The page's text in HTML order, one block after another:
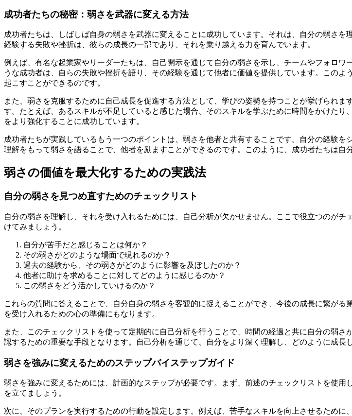
成功者たちの秘密：弱さを武器に変える方法
成功者たちは、しばしば自身の弱さを武器に変えることに成功しています。それは、自分の弱さ
経験する失敗や挫折は、彼らの成長の一部であり、それを乗り越える力を育んでいます。
例えば、有名な起業家やリーダーたちは、自己開示を通じて自分の弱さを示し、チームやフォロ
うな成功者は、自らの失敗や挫折を語り、その経験を通じて他者に価値を提供しています。この
起こすことができるのです。
また、弱さを克服するために自己成長を促進する方法として、学びの姿勢を持つことが挙げられ
す。たとえば、あるスキルが不足していると感じた場合、そのスキルを学ぶために時間をかけた
をより強化することに成功しています。
成功者たちが実践しているもう一つのポイントは、弱さを他者と共有することです。自分の経験
理解をもって弱さを語ることで、他者を励ますことができるのです。このように、成功者たちは
弱さの価値を最大化するための実践法
自分の弱さを見つめ直すためのチェックリスト
自分の弱さを理解し、それを受け入れるためには、自己分析が欠かせません。ここで役立つのが
けてみましょう。
自分が苦手だと感じることは何か？
その弱さがどのような場面で現れるのか？
過去の経験から、その弱さがどのように影響を及ぼしたのか？
他者に助けを求めることに対してどのように感じるのか？
この弱さをどう活かしていけるのか？
これらの質問に答えることで、自分自身の弱さを客観的に捉えることができ、今後の成長に繋が
を受け入れるための心の準備にもなります。
また、このチェックリストを使って定期的に自己分析を行うことで、時間の経過と共に自分の弱
認するための重要な手段となります。自己分析を通じて、自分をより深く理解し、どのように成長
弱さを強みに変えるためのステップバイステップガイド
弱さを強みに変えるためには、計画的なステップが必要です。まず、前述のチェックリストを使
を立てましょう。
次に、そのプランを実行するための行動を設定します。例えば、苦手なスキルを向上させるため